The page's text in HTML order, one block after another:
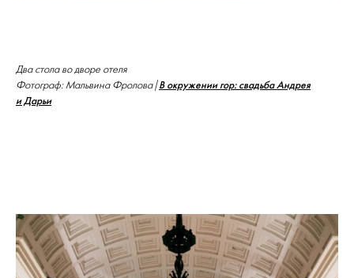
Два стола во дворе отеля
Фотограф: Мальвина Фролова |В окружении гор: свадьба Андрея
и Дарьи